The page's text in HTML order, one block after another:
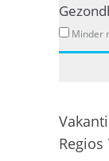
Minder
Regios